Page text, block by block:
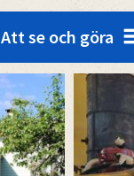
Att se och göra